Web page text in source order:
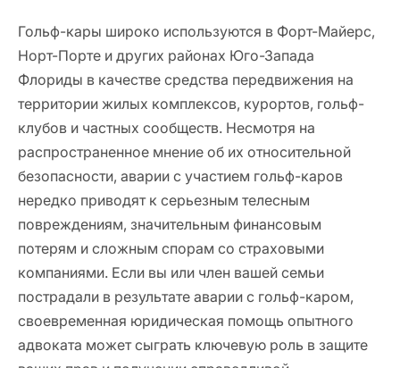
Гольф-кары широко используются в Форт-Майерс,
Норт-Порте и других районах Юго-Запада
Флориды в качестве средства передвижения на
территории жилых комплексов, курортов, гольф-
клубов и частных сообществ. Несмотря на
распространенное мнение об их относительной
безопасности, аварии с участием гольф-каров
нередко приводят к серьезным телесным
повреждениям, значительным финансовым
потерям и сложным спорам со страховыми
компаниями. Если вы или член вашей семьи
пострадали в результате аварии с гольф-каром,
своевременная юридическая помощь опытного
адвоката может сыграть ключевую роль в защите